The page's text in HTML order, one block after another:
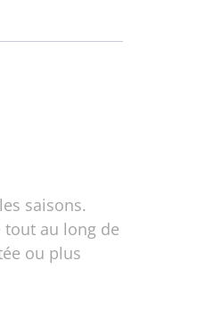
saisons.
au long de
ou plus